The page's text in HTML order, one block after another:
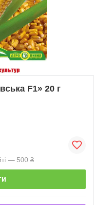
F1» 20 г
— 500 ₴